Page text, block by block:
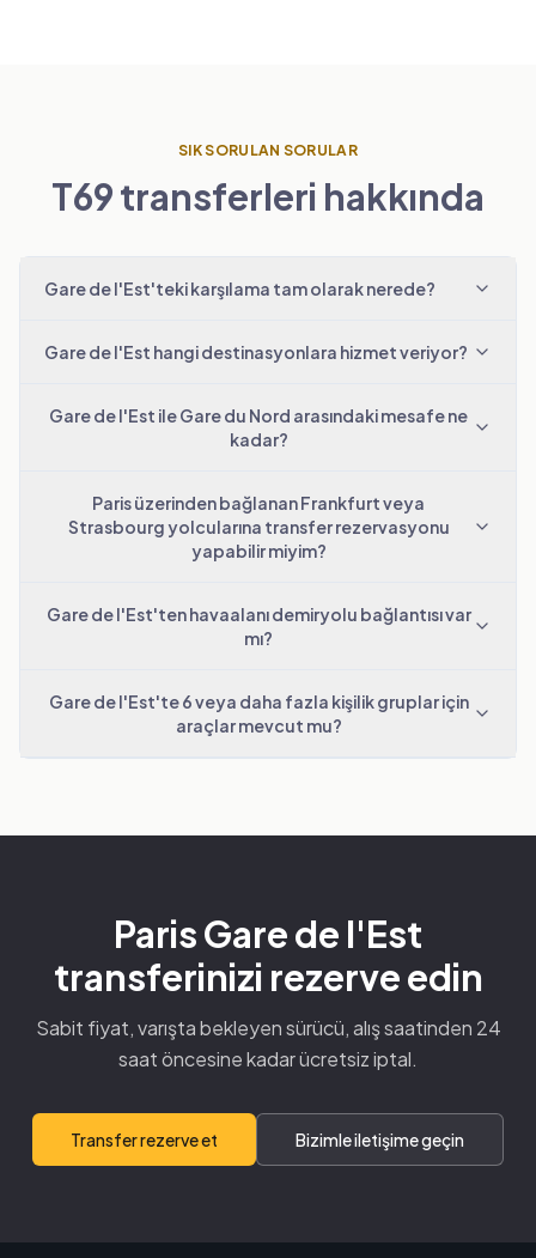
SIK SORULAN SORULAR
T69 transferleri hakkında
Gare de l'Est'teki karşılama tam olarak nerede?
Gare de l'Est hangi destinasyonlara hizmet veriyor?
Gare de l'Est ile Gare du Nord arasındaki mesafe ne
kadar?
Paris üzerinden bağlanan Frankfurt veya
Strasbourg yolcularına transfer rezervasyonu
yapabilir miyim?
Gare de l'Est'ten havaalanı demiryolu bağlantısı var
mı?
Gare de l'Est'te 6 veya daha fazla kişilik gruplar için
araçlar mevcut mu?
Paris Gare de l'Est
transferinizi rezerve edin
Sabit fiyat, varışta bekleyen sürücü, alış saatinden 24
saat öncesine kadar ücretsiz iptal.
Transfer rezerve et Bizimle iletişime geçin